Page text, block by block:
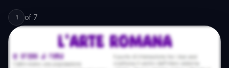
1 of 7